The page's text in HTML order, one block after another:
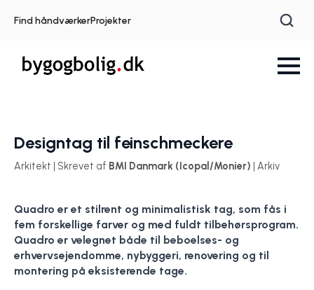
Find håndværkerProjekter
Designtag til feinschmeckere
Arkitekt | Skrevet af BMI Danmark (Icopal/Monier) | Arkiv
Quadro er et stilrent og minimalistisk tag, som fås i
fem forskellige farver og med fuldt tilbehørsprogram.
Quadro er velegnet både til beboelses- og
erhvervsejendomme, nybyggeri, renovering og til
montering på eksisterende tage.